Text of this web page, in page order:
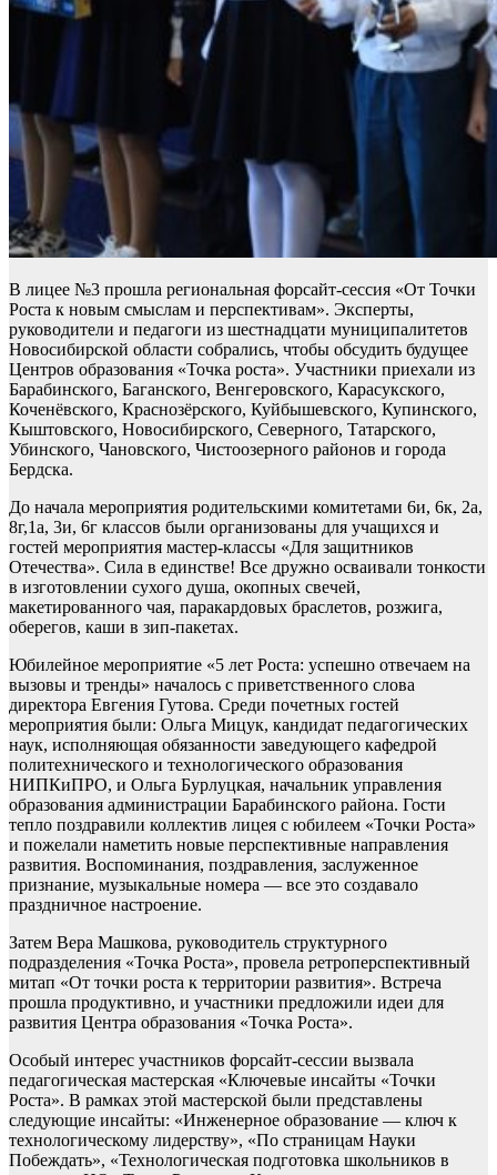
В лицее №3 прошла региональная форсайт-сессия «От Точки
Роста к новым смыслам и перспективам». Эксперты,
руководители и педагоги из шестнадцати муниципалитетов
Новосибирской области собрались, чтобы обсудить будущее
Центров образования «Точка роста». Участники приехали из
Барабинского, Баганского, Венгеровского, Карасукского,
Коченёвского, Краснозёрского, Куйбышевского, Купинского,
Кыштовского, Новосибирского, Северного, Татарского,
Убинского, Чановского, Чистоозерного районов и города
Бердска.
До начала мероприятия родительскими комитетами 6и, 6к, 2а,
8г,1а, 3и, 6г классов были организованы для учащихся и
гостей мероприятия мастер-классы «Для защитников
Отечества». Сила в единстве! Все дружно осваивали тонкости
в изготовлении сухого душа, окопных свечей,
макетированного чая, паракардовых браслетов, розжига,
оберегов, каши в зип-пакетах.
Юбилейное мероприятие «5 лет Роста: успешно отвечаем на
вызовы и тренды» началось с приветственного слова
директора Евгения Гутова. Среди почетных гостей
мероприятия были: Ольга Мицук, кандидат педагогических
наук, исполняющая обязанности заведующего кафедрой
политехнического и технологического образования
НИПКиПРО, и Ольга Бурлуцкая, начальник управления
образования администрации Барабинского района. Гости
тепло поздравили коллектив лицея с юбилеем «Точки Роста»
и пожелали наметить новые перспективные направления
развития. Воспоминания, поздравления, заслуженное
признание, музыкальные номера — все это создавало
праздничное настроение.
Затем Вера Машкова, руководитель структурного
подразделения «Точка Роста», провела ретроперспективный
митап «От точки роста к территории развития». Встреча
прошла продуктивно, и участники предложили идеи для
развития Центра образования «Точка Роста».
Особый интерес участников форсайт-сессии вызвала
педагогическая мастерская «Ключевые инсайты «Точки
Роста». В рамках этой мастерской были представлены
следующие инсайты: «Инженерное образование — ключ к
технологическому лидерству», «По страницам Науки
Побеждать», «Технологическая подготовка школьников в